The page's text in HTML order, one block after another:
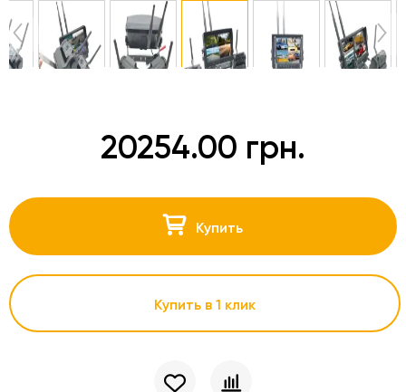
20254.00 грн.
Купить
Купить в 1 клик